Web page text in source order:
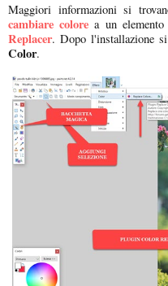
Maggiori informazioni si
cambiare colore a un
Replacer. Dopo l'installazione
Color.